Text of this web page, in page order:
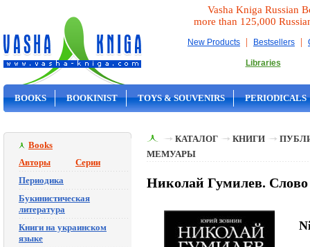
Vasha Kniga Russian
more than 125,000
New Products | Bestsellers |
Libraries
BOOKS BOOKINIST TOYS & SOUVENIRS PERIODICALS
Books
Авторы
Серии
Периодика
Букинистическая
литература
Книги на украинском
языке
КАТАЛОГ КНИГИ
МЕМУАРЫ
Николай Гумилев.